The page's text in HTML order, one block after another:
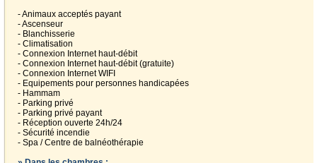
- Animaux acceptés payant
- Ascenseur
- Blanchisserie
- Climatisation
- Connexion Internet haut-débit
- Connexion Internet haut-débit (gratuite)
- Connexion Internet WIFI
- Equipements pour personnes handicapées
- Hammam
- Parking privé
- Parking privé payant
- Réception ouverte 24h/24
- Sécurité incendie
- Spa / Centre de balnéothérapie